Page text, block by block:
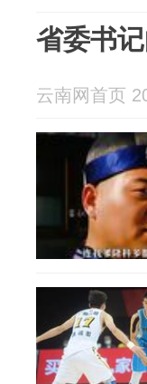
省委书
云南网首页